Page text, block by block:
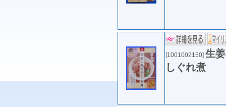
[1001002150] 生
しぐれ煮